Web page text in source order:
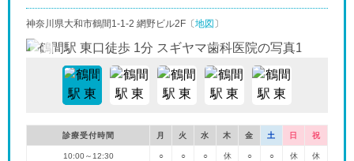
神奈川県大和市鶴間1-1-2 網野ビル2F〔地図〕
診療受付時間 月 火 水 木 金 土 日 祝
10:00～12:30 ○ ○ ○ 休 ○ ○ 休 休